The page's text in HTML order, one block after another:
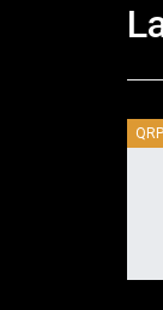
QRP